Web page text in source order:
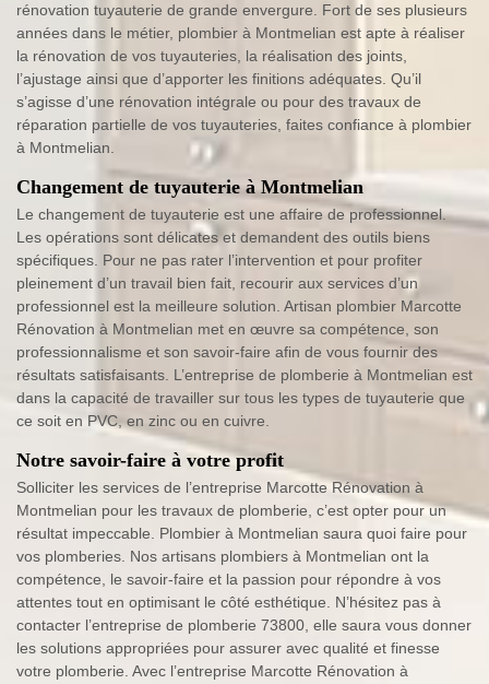
rénovation tuyauterie de grande envergure. Fort de ses plusieurs
années dans le métier, plombier à Montmelian est apte à réaliser
la rénovation de vos tuyauteries, la réalisation des joints,
l’ajustage ainsi que d’apporter les finitions adéquates. Qu’il
s’agisse d’une rénovation intégrale ou pour des travaux de
réparation partielle de vos tuyauteries, faites confiance à plombier
à Montmelian.
Changement de tuyauterie à Montmelian
Le changement de tuyauterie est une affaire de professionnel.
Les opérations sont délicates et demandent des outils biens
spécifiques. Pour ne pas rater l’intervention et pour profiter
pleinement d’un travail bien fait, recourir aux services d’un
professionnel est la meilleure solution. Artisan plombier Marcotte
Rénovation à Montmelian met en œuvre sa compétence, son
professionnalisme et son savoir-faire afin de vous fournir des
résultats satisfaisants. L’entreprise de plomberie à Montmelian est
dans la capacité de travailler sur tous les types de tuyauterie que
ce soit en PVC, en zinc ou en cuivre.
Notre savoir-faire à votre profit
Solliciter les services de l’entreprise Marcotte Rénovation à
Montmelian pour les travaux de plomberie, c’est opter pour un
résultat impeccable. Plombier à Montmelian saura quoi faire pour
vos plomberies. Nos artisans plombiers à Montmelian ont la
compétence, le savoir-faire et la passion pour répondre à vos
attentes tout en optimisant le côté esthétique. N’hésitez pas à
contacter l’entreprise de plomberie 73800, elle saura vous donner
les solutions appropriées pour assurer avec qualité et finesse
votre plomberie. Avec l’entreprise Marcotte Rénovation à